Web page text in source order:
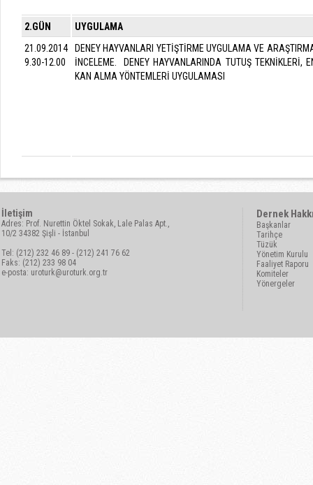
2.GÜN
UYGULAMA
21.09.2014
9.30-12.00
DENEY HAYVANLARI YETİŞTİRME UYGULAMA VE
İNCELEME. DENEY HAYVANLARINDA TUTUŞ TEKNİKLERİ,
KAN ALMA YÖNTEMLERİ UYGULAMASI
İletişim
Adres: Prof. Nurettin Öktel Sokak, Lale Palas Apt.,
10/2 34382 Şişli - İstanbul
Tel: (212) 232 46 89 - (212) 241 76 62
Faks: (212) 233 98 04
e-posta: uroturk@uroturk.org.tr
Dernek
Başkanlar
Tarihçe
Tüzük
Yönetim Kurulu
Faaliyet Raporu
Komiteler
Yönergeler